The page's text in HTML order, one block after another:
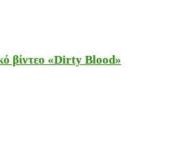
βίντεο «Dirty Blood»